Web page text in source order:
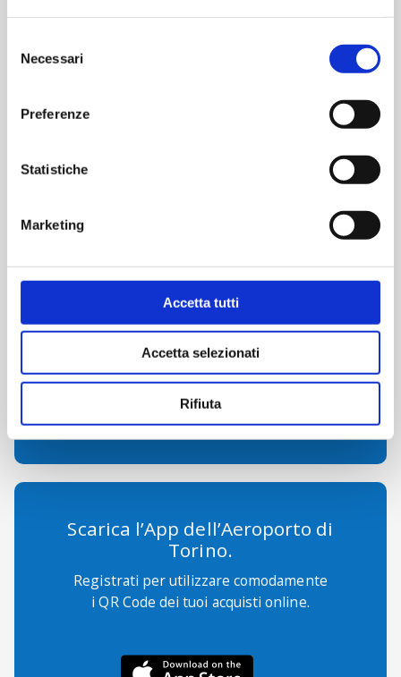
delNecessari
Preferenze
Statistiche
Marketing
Accetta tutti
Accetta selezionati
Rifiuta
Contattaci per informazioni
Scarica l’App dell’Aeroporto di
Torino.
Registrati per utilizzare comodamente
i QR Code dei tuoi acquisti online.